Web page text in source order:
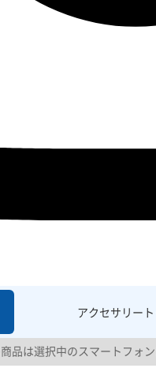
アクセサリー
品は選択中のスマートフォ